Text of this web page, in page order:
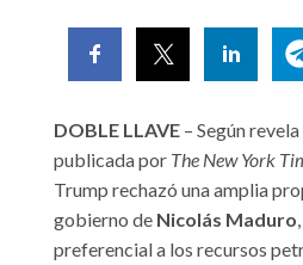
DOBLE LLAVE – Según revela
publicada por The New York
Trump rechazó una amplia
gobierno de Nicolás Maduro
preferencial a los recursos